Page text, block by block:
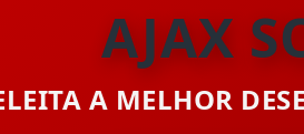
AJAX
A MELHOR